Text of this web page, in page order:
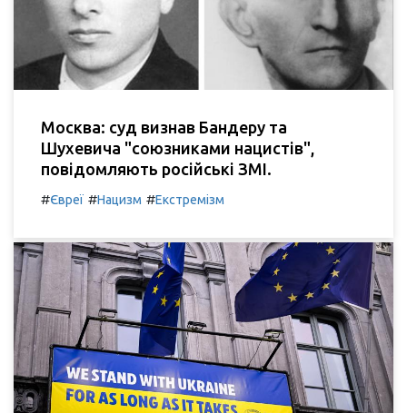
Москва: суд визнав Бандеру та
Шухевича "союзниками нацистів",
повідомляють російські ЗМІ.
#Євреї #Нацизм #Екстремізм